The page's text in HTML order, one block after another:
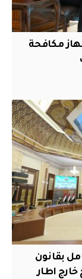
مكافحة
التعامل بقانون
اطار